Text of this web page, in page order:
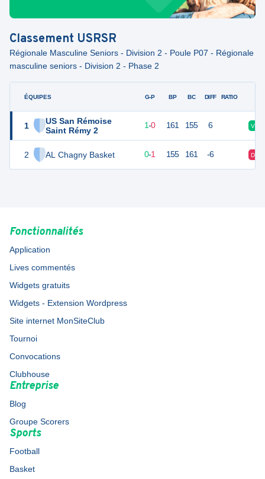
Classement USRSR
Régionale Masculine Seniors - Division 2 - Poule P07 - Régionale
masculine seniors - Division 2 - Phase 2
ÉQUIPES
1
US San Rémoise
Saint Rémy 2
2 AL Chagny Basket
G-P BP BC DIFF RATIO
3 1-0 161 155 6 V
2 0-1 155 161 -6 D
Fonctionnalités
Application
Lives commentés
Widgets gratuits
Widgets - Extension Wordpress
Site internet MonSiteClub
Tournoi
Convocations
Clubhouse
Entreprise
Blog
Groupe Scorers
Sports
Football
Basket